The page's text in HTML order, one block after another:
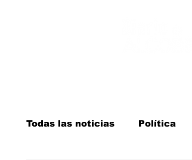
Todas las noticias Política